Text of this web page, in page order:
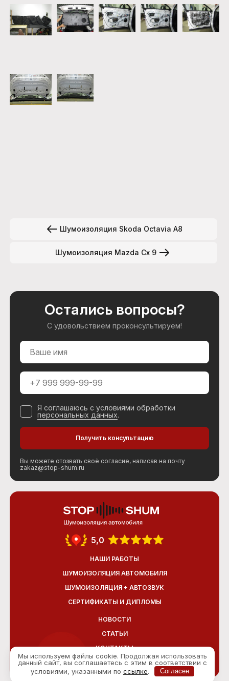
Шумоизоляция Skoda Octavia A8
Шумоизоляция Mazda Cx 9
Остались вопросы?
С удовольствием проконсультируем!
Я соглашаюсь с условиями обработки
персональных данных.
Вы можете отозвать своё согласие, написав на почту
zakaz@stop-shum.ru
5,0
НАШИ РАБОТЫ
ШУМОИЗОЛЯЦИЯ АВТОМОБИЛЯ
ШУМОИЗОЛЯЦИЯ + АВТОЗВУК
СЕРТИФИКАТЫ И ДИПЛОМЫ
НОВОСТИ
СТАТЬИ
КОНТАКТЫ
ОТЗЫВЫ
Мы используем файлы cookie. Продолжая использовать
данный сайт, вы соглашаетесь с этим в соответствии с
условиями, указанными по ссылке. Согласен